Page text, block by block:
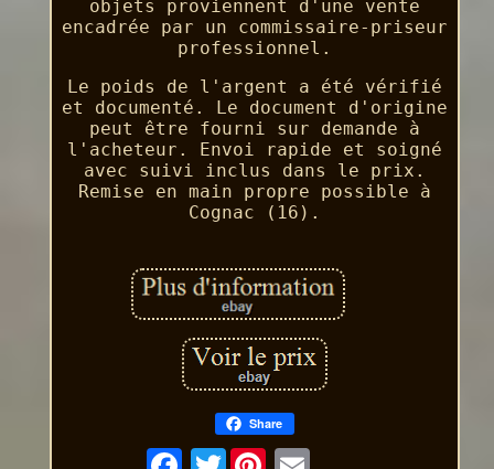
objets proviennent d'une vente
encadrée par un commissaire-priseur
professionnel.
Le poids de l'argent a été vérifié
et documenté. Le document d'origine
peut être fourni sur demande à
l'acheteur. Envoi rapide et soigné
avec suivi inclus dans le prix.
Remise en main propre possible à
Cognac (16).
Share
Twitter